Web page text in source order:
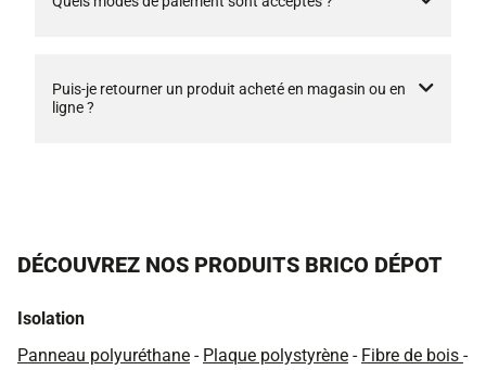
Puis-je retourner un produit acheté en magasin ou en
ligne ?
DÉCOUVREZ NOS PRODUITS BRICO DÉPOT
Isolation
Panneau polyuréthane - Plaque polystyrène - Fibre de bois -